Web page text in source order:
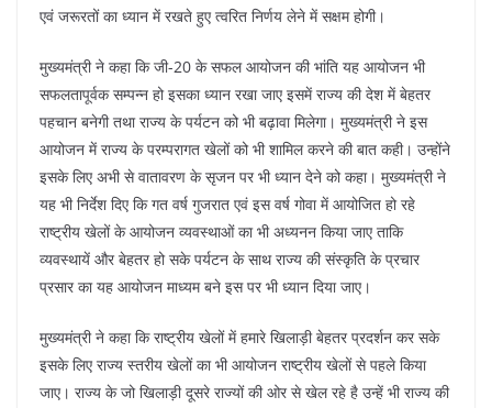
एवं जरूरतों का ध्यान में रखते हुए त्वरित निर्णय लेने में सक्षम होगी।
मुख्यमंत्री ने कहा कि जी-20 के सफल आयोजन की भांति यह आयोजन भी
सफलतापूर्वक सम्पन्न हो इसका ध्यान रखा जाए इसमें राज्य की देश में बेहतर
पहचान बनेगी तथा राज्य के पर्यटन को भी बढ़ावा मिलेगा। मुख्यमंत्री ने इस
आयोजन में राज्य के परम्परागत खेलों को भी शामिल करने की बात कही। उन्होंने
इसके लिए अभी से वातावरण के सृजन पर भी ध्यान देने को कहा। मुख्यमंत्री ने
यह भी निर्देश दिए कि गत वर्ष गुजरात एवं इस वर्ष गोवा में आयोजित हो रहे
राष्ट्रीय खेलों के आयोजन व्यवस्थाओं का भी अध्यनन किया जाए ताकि
व्यवस्थायें और बेहतर हो सके पर्यटन के साथ राज्य की संस्कृति के प्रचार
प्रसार का यह आयोजन माध्यम बने इस पर भी ध्यान दिया जाए।
मुख्यमंत्री ने कहा कि राष्ट्रीय खेलों में हमारे खिलाड़ी बेहतर प्रदर्शन कर सके
इसके लिए राज्य स्तरीय खेलों का भी आयोजन राष्ट्रीय खेलों से पहले किया
जाए। राज्य के जो खिलाड़ी दूसरे राज्यों की ओर से खेल रहे है उन्हें भी राज्य की